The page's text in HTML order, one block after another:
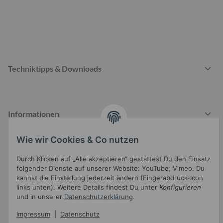
Techniktipps & Downloads
Informationen
Gesetzliche Informationen
Wie wir Cookies & Co nutzen
Durch Klicken auf „Alle akzeptieren“ gestattest Du den Einsatz
folgender Dienste auf unserer Website: YouTube, Vimeo. Du
kannst die Einstellung jederzeit ändern (Fingerabdruck-Icon
links unten). Weitere Details findest Du unter Konfigurieren
und in unserer Datenschutzerklärung.
Impressum Datenschutz